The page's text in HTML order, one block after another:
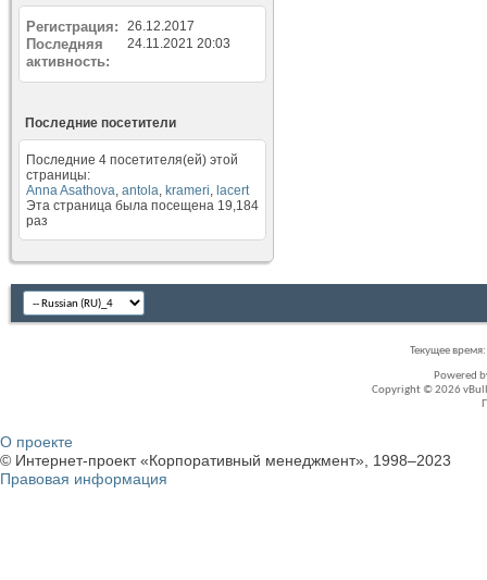
Регистрация 26.12.2017
Последняя
активность
24.11.2021 20:03
Последние посетители
Последние 4 посетителя(ей) этой
страницы:
Anna Asathova, antola, krameri, lacert
Эта страница была посещена 19,184
раз
Текущее время:
Powered
Copyright © 2026
О проекте
© Интернет-проект «Корпоративный менеджмент», 1998–2023
Правовая информация